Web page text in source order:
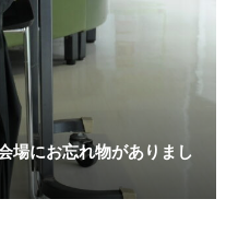
場にお忘れ物がありまし